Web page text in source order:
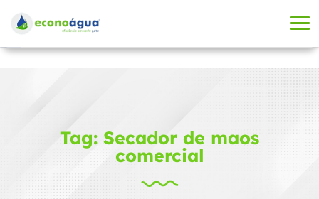
Tag: Secador de maos
comercial